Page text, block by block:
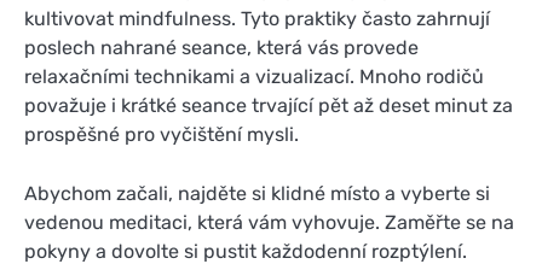
kultivovat mindfulness. Tyto praktiky často zahrnují
poslech nahrané seance, která vás provede
relaxačními technikami a vizualizací. Mnoho rodičů
považuje i krátké seance trvající pět až deset minut za
prospěšné pro vyčištění mysli.
Abychom začali, najděte si klidné místo a vyberte si
vedenou meditaci, která vám vyhovuje. Zaměřte se na
pokyny a dovolte si pustit každodenní rozptýlení.